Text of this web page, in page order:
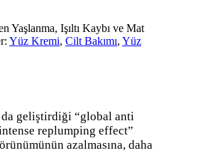
Yaşlanma, Işıltı Kaybı ve Mat
Yüz Kremi, Cilt Bakımı, Yüz
geliştirdiği “global anti
replumping effect”
azalmasına, daha